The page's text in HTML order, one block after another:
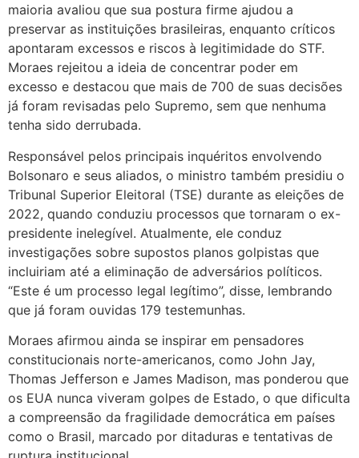
maioria avaliou que sua postura firme ajudou a
preservar as instituições brasileiras, enquanto críticos
apontaram excessos e riscos à legitimidade do STF.
Moraes rejeitou a ideia de concentrar poder em
excesso e destacou que mais de 700 de suas decisões
já foram revisadas pelo Supremo, sem que nenhuma
tenha sido derrubada.
Responsável pelos principais inquéritos envolvendo
Bolsonaro e seus aliados, o ministro também presidiu o
Tribunal Superior Eleitoral (TSE) durante as eleições de
2022, quando conduziu processos que tornaram o ex-
presidente inelegível. Atualmente, ele conduz
investigações sobre supostos planos golpistas que
incluiriam até a eliminação de adversários políticos.
“Este é um processo legal legítimo”, disse, lembrando
que já foram ouvidas 179 testemunhas.
Moraes afirmou ainda se inspirar em pensadores
constitucionais norte-americanos, como John Jay,
Thomas Jefferson e James Madison, mas ponderou que
os EUA nunca viveram golpes de Estado, o que dificulta
a compreensão da fragilidade democrática em países
como o Brasil, marcado por ditaduras e tentativas de